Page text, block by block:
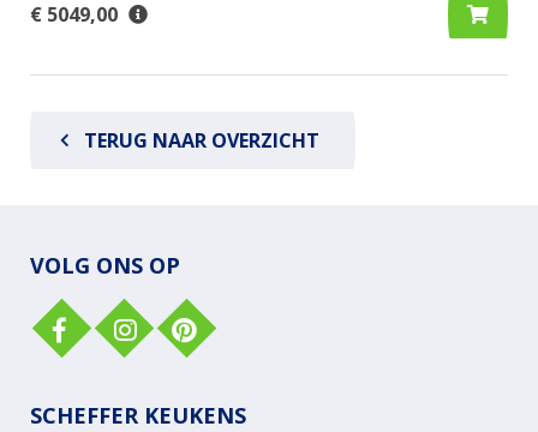
€ 5049,00
TERUG NAAR OVERZICHT
VOLG ONS OP
SCHEFFER KEUKENS